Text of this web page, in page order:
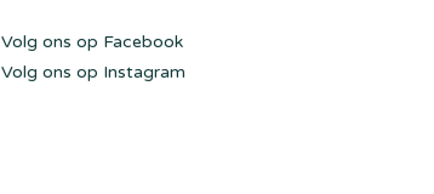
Volg ons op Facebook
Volg ons op Instagram